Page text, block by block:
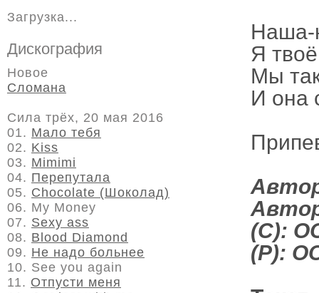
Наша-
Я
Мы
И она
(C):
(P):
Загрузка...
Дискография
Новое
Сломана
Сила трёх, 20 мая 2016
01. Мало тебя
02. Kiss
03. Mimimi
04. Перепутала
05. Chocolate (Шоколад)
06. My Money
07. Sexy ass
08. Blood Diamond
09. Не надо больнее
10. See you again
11. Отпусти меня